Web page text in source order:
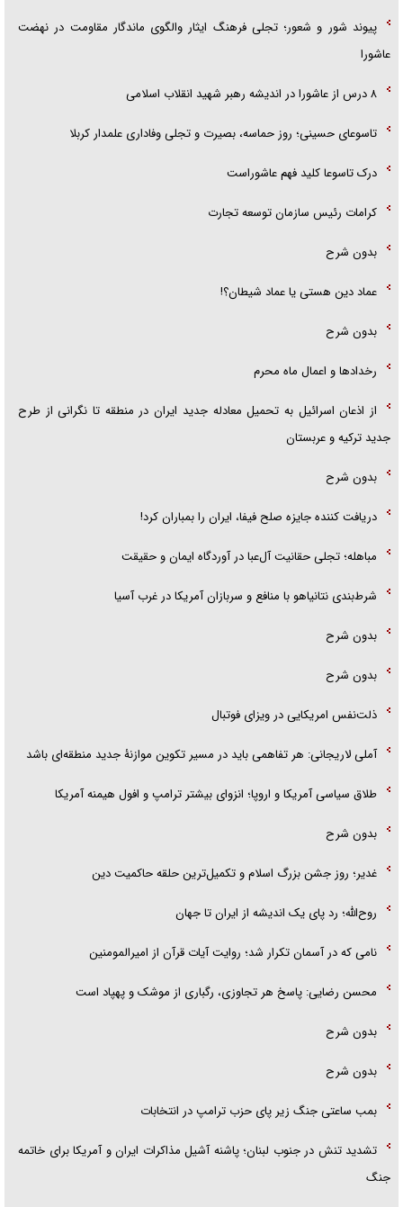
پیوند شور و شعور؛ تجلی فرهنگ ایثار والگوی ماندگار مقاومت در نهضت
عاشورا
۸ درس از عاشورا در اندیشه رهبر شهید انقلاب اسلامی
تاسوعای حسینی؛ روز حماسه، بصیرت و تجلی وفاداری علمدار کربلا
درک تاسوعا کلید فهم عاشوراست
کرامات رئیس سازمان توسعه تجارت
بدون شرح
عماد دین هستی یا عماد شیطان؟!
بدون شرح
رخداد‌ها و اعمال ماه محرم
از اذعان اسرائیل به تحمیل معادله جدید ایران در منطقه تا نگرانی از طرح
جدید ترکیه و عربستان
بدون شرح
دریافت کننده جایزه صلح فیفا، ایران را بمباران کرد!
مباهله؛ تجلی حقانیت آل‌عبا در آوردگاه ایمان و حقیقت
شرط‌بندی نتانیاهو با منافع و سربازان آمریکا در غرب آسیا
بدون شرح
بدون شرح
ذلت‌نفس امریکایی در ویزای فوتبال
آملی لاریجانی: هر تفاهمی باید در مسیر تکوین موازنۀ جدید منطقه‌ای باشد
طلاق سیاسی آمریکا و اروپا؛ انزوای بیشتر ترامپ و افول هیمنه آمریکا
بدون شرح
غدیر؛ روز جشن بزرگ اسلام و تکمیل‌ترین حلقه حاکمیت دین
روح‌الله؛ رد پای یک اندیشه از ایران تا جهان
نامی که در آسمان تکرار شد؛ روایت آیات قرآن از امیرالمومنین
محسن رضایی: پاسخ هر تجاوزی، رگباری از موشک و پهپاد است
بدون شرح
بدون شرح
بمب ساعتی جنگ زیر پای حزب ترام‍پ در انتخابات
تشدید تنش در جنوب لبنان؛ پاشنه آشیل مذاکرات ایران و آمریکا برای خاتمه
جنگ